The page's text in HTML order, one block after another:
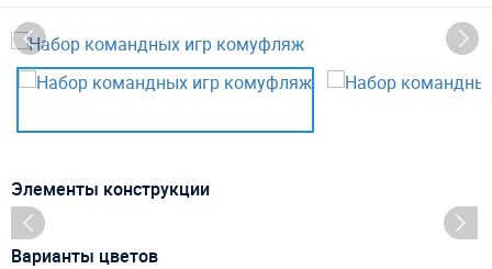
Элементы конструкции
Варианты цветов